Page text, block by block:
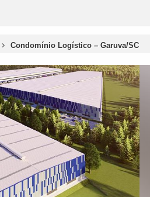
Condomínio Logístico – Garuva/SC